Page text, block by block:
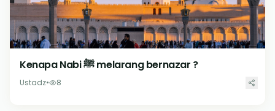
Kenapa Nabi ﷺ melarang bernazar ?
Ustadz• 8